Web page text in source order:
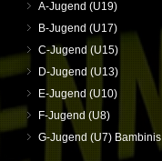
A-Jugend (U19)
B-Jugend (U17)
C-Jugend (U15)
D-Jugend (U13)
E-Jugend (U10)
F-Jugend (U8)
G-Jugend (U7) Bambinis